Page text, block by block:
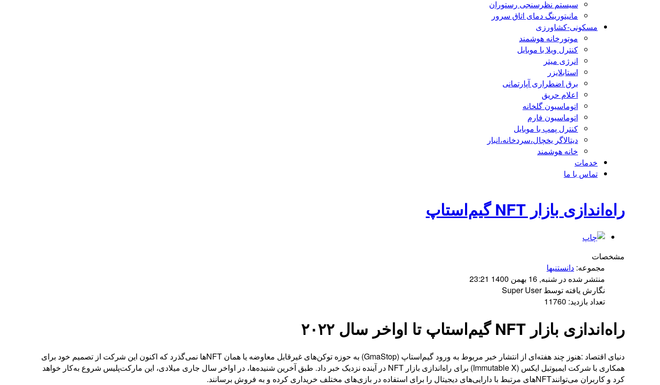
سیستم نظرسنجی رستوران
مانیتورینگ دمای اتاق سرور
مسکونی-کشاورزی
موتورخانه هوشمند
کنترل ویلا با موبایل
انرژی میتر
استابلایزر
برق اضطراری آپارتمانی
اعلام حریق
اتوماسیون گلخانه
اتوماسیون فارم
کنترل پمپ با موبایل
دیتالاگر یخچال،سردخانه،انبار
خانه هوشمند
خدمات
تماس با ما
راه‌اندازی بازار NFT گیم‌استاپ
مشخصات
مجموعه: دانستنیها
منتشر شده در شنبه, 16 بهمن 1400 23:21
نگارش یافته توسط Super User
تعداد بازدید: 11760
راه‌اندازی بازار NFT گیم‌استاپ تا اواخر سال ۲۰۲۲
دنیای اقتصاد :هنوز چند هفته‌ای از انتشار خبر مربوط به ورود گیم‌استاپ (GmaStop) به حوزه توکن‌های غیرقابل معاوضه یا همان NFTها نمی‌گذرد که اکنون این شرکت از تصمیم خود برای
همکاری با شرکت ایمیوتبل ایکس (Immutable X) برای راه‌اندازی بازار NFT در آینده نزدیک خبر داد. طبق آخرین شنیده‌ها، در اواخر سال جاری میلادی، این مارکت‌پلیس شروع به‌کار خواهد
کرد و کاربران می‌توانندNFTهای مرتبط با دارایی‌های دیجیتال را برای استفاده در بازی‌های مختلف خریداری کرده و به فروش برسانند.